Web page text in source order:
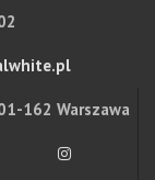
162 Warszawa